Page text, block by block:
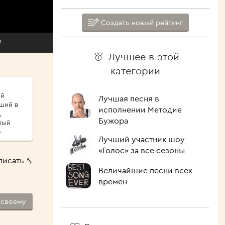
в
⤣
Создать новый рейтинг
Лучшее в этой
категории
Лучшая песня в
исполнении Методие
Бужора
Лучший участник шоу
«Голос» за все сезоны
Величайшие песни всех
времён